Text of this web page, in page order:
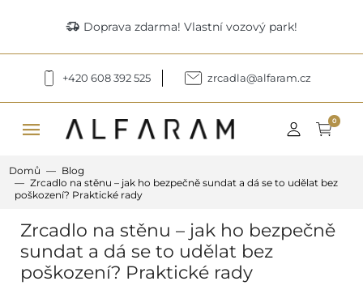
delivery_truck_speed Doprava zdarma! Vlastní vozový park!
+420 608 392 525 zrcadla@alfaram.cz
menu 0
Domů
Blog
Zrcadlo na stěnu – jak ho bezpečně sundat a dá se to udělat bez
poškození? Praktické rady
Zrcadlo na stěnu – jak ho bezpečně
sundat a dá se to udělat bez
poškození? Praktické rady